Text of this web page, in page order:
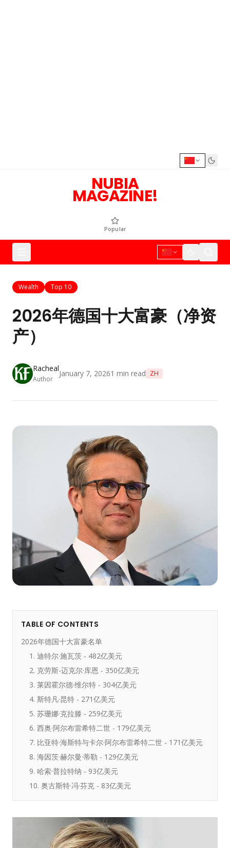
NUBIA
MAGAZINE!
Popular
Wealth Top 10
2026年德国十大富豪（净资
产）
Racheal
Author
January 7, 20261 min read ZH
TABLE OF CONTENTS
2026年德国十大富豪名单
1. 迪特尔·施瓦茨 - 482亿美元
2. 克劳斯-迈克尔·库恩 - 350亿美元
3. 莱因霍尔德·维尔特 - 304亿美元
4. 斯特凡·昆特 - 271亿美元
5. 苏珊娜·克拉滕 - 259亿美元
6. 西奥·阿尔布雷希特二世 - 179亿美元
7. 比亚特·海斯特与卡尔·阿尔布雷希特二世 - 171亿美元
8. 海因茨·赫尔曼·蒂勒 - 129亿美元
9. 哈索·普拉特纳 - 93亿美元
10. 奥古斯特·冯·芬克 - 83亿美元